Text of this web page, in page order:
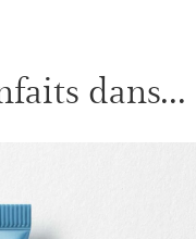
dans...